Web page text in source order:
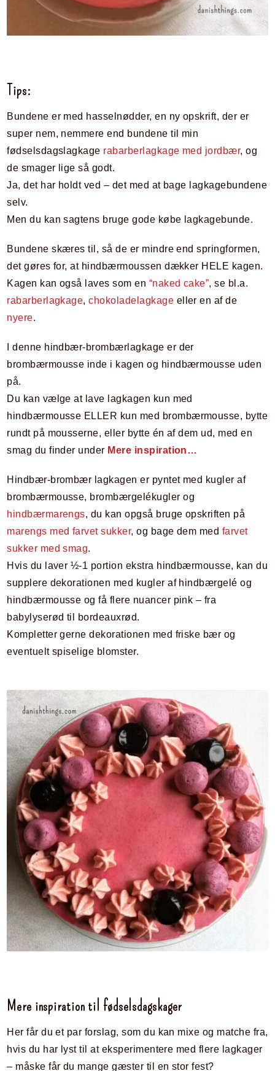
Tips:
Bundene er med hasselnødder, en ny opskrift, der er
super nem, nemmere end bundene til min
fødselsdagslagkage rabarberlagkage med jordbær, og
de smager lige så godt.
Ja, det har holdt ved – det med at bage lagkagebundene
selv.
Men du kan sagtens bruge gode købe lagkagebunde.
Bundene skæres til, så de er mindre end springformen,
det gøres for, at hindbærmoussen dækker HELE kagen.
Kagen kan også laves som en “naked cake”, se bl.a.
rabarberlagkage,chokoladelagkage eller en af de
nyere.
I denne hindbær-brombærlagkage er der
brombærmousse inde i kagen og hindbærmousse uden
på.
Du kan vælge at lave lagkagen kun med
hindbærmousse ELLER kun med brombærmousse, bytte
rundt på mousserne, eller bytte én af dem ud, med en
smag du finder under Mere inspiration…
Hindbær-brombær lagkagen er pyntet med kugler af
brombærmousse, brombærgelékugler og
hindbærmarengs, du kan opgså bruge opskriften på
marengs med farvet sukker, og bage dem med farvet
sukker med smag.
Hvis du laver ½-1 portion ekstra hindbærmousse, kan du
supplere dekorationen med kugler af hindbærgelé og
hindbærmousse og få flere nuancer pink – fra
babylyserød til bordeauxrød.
Kompletter gerne dekorationen med friske bær og
eventuelt spiselige blomster.
Mere inspiration til fødselsdagskager
Her får du et par forslag, som du kan mixe og matche fra,
hvis du har lyst til at eksperimentere med flere lagkager
– måske får du mange gæster til en stor fest?